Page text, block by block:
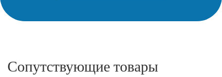
Сопутствующие товары